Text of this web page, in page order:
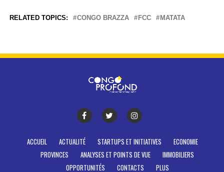
RELATED TOPICS: CONGO BRAZZA FCC MATATA
ACCUEIL ACTUALITÉ STARTUPS ET INITIATIVES
ECONOMIE
PROVINCES
ANALYSES ET POINTS DE VUE
IMMOBILIERS
OPPORTUNITÉS
CONTACTS PLUS